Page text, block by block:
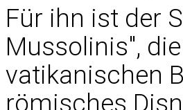
Für ihn ist der
Mussolinis",
vatikanischen
römisches